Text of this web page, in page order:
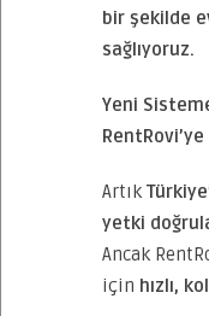
bir şekilde
sağlıyoruz.
Yeni
RentRovi’ye
Artık
yetki
Ancak
için hızlı,